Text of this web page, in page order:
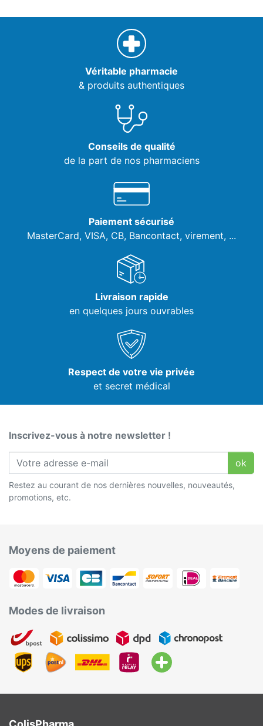
Véritable pharmacie
& produits authentiques
Conseils de qualité
de la part de nos pharmaciens
Paiement sécurisé
MasterCard, VISA, CB, Bancontact, virement, ...
Livraison rapide
en quelques jours ouvrables
Respect de votre vie privée
et secret médical
Inscrivez-vous à notre newsletter !
ok
Restez au courant de nos dernières nouvelles, nouveautés,
promotions, etc.
Moyens de paiement
Modes de livraison